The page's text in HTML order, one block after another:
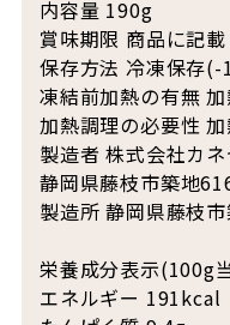
内容量 190g
賞味期限 商品に記載
保存方法 冷凍保存
凍結前加熱の有無 加
加熱調理の必要性 加
製造者 株式会社カ
静岡県藤枝市築地
製造所 静岡県藤枝
栄養成分表示(100g
エネルギー 191kcal